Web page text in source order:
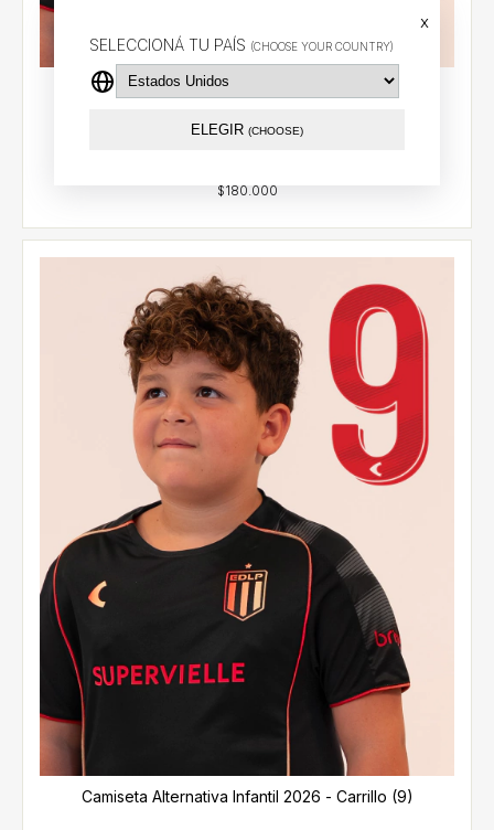
SELECCIONÁ TU PAÍS (CHOOSE YOUR COUNTRY)
x
ELEGIR (CHOOSE)
Camiseta Alternativa Infantil 2026 - Cetre (18)
$67.53 USD
Camiseta Alternativa Infantil 2026 - Carrillo (9)